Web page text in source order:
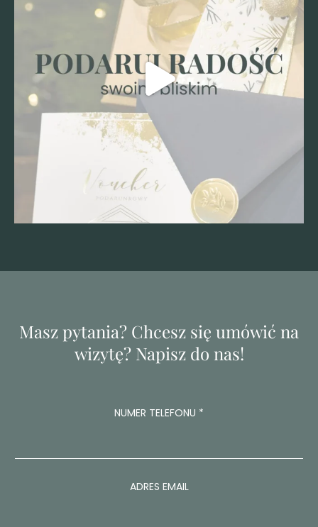
Masz pytania? Chcesz się umówić na
wizytę? Napisz do nas!
NUMER TELEFONU *
ADRES EMAIL